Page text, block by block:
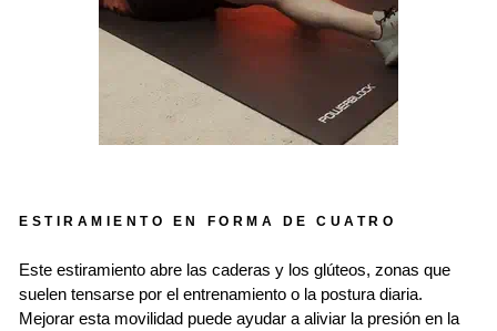
ESTIRAMIENTO EN FORMA DE CUATRO
Este estiramiento abre las caderas y los glúteos, zonas que
suelen tensarse por el entrenamiento o la postura diaria.
Mejorar esta movilidad puede ayudar a aliviar la presión en la